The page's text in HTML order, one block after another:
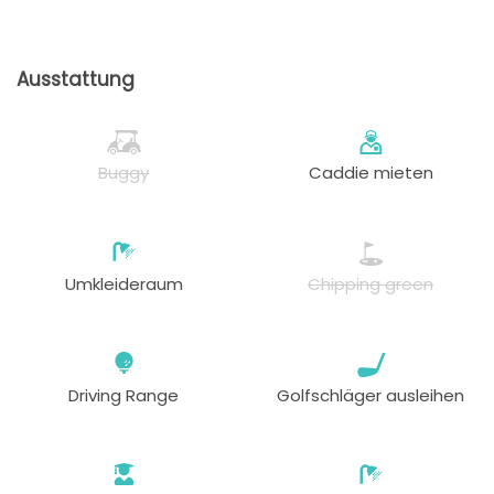
Ausstattung
Buggy Caddie mieten
Umkleideraum Chipping green
Driving Range Golfschläger ausleihen